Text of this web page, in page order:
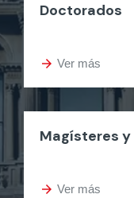
Doctorados
arrow_forward Ver más
Magísteres
arrow_forward Ver más